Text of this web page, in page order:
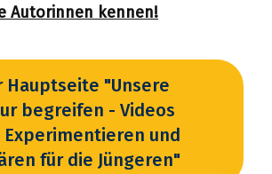
Autorinnen kennen!
Hauptseite "Unsere
begreifen - Videos
Experimentieren und
für die Jüngeren"